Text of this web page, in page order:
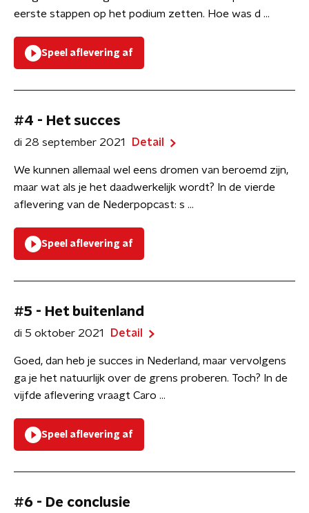
eerste stappen op het podium zetten. Hoe was d ...
Speel aflevering af
#4 - Het succes
di 28 september 2021 Detail
We kunnen allemaal wel eens dromen van beroemd zijn,
maar wat als je het daadwerkelijk wordt? In de vierde
aflevering van de Nederpopcast: s ...
Speel aflevering af
#5 - Het buitenland
di 5 oktober 2021 Detail
Goed, dan heb je succes in Nederland, maar vervolgens
ga je het natuurlijk over de grens proberen. Toch? In de
vijfde aflevering vraagt Caro ...
Speel aflevering af
#6 - De conclusie